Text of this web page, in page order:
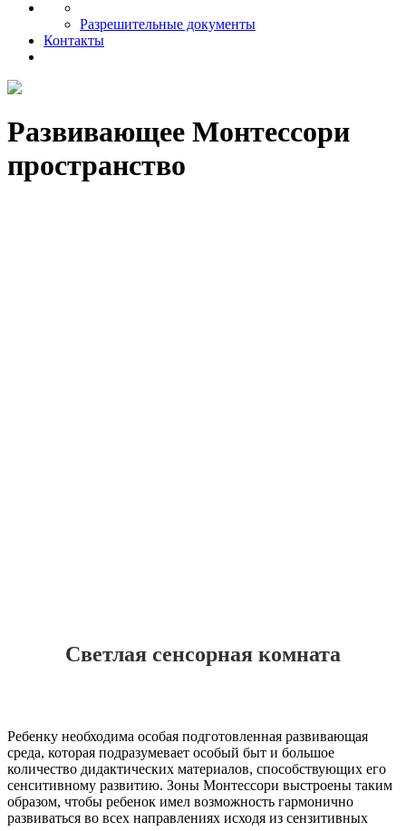
Разрешительные документы
Контакты
Развивающее Монтессори
пространство
Светлая сенсорная комната
Ребенку необходима особая подготовленная развивающая
среда, которая подразумевает особый быт и большое
количество дидактических материалов, способствующих его
сенситивному развитию. Зоны Монтессори выстроены таким
образом, чтобы ребенок имел возможность гармонично
развиваться во всех направлениях исходя из сензитивных